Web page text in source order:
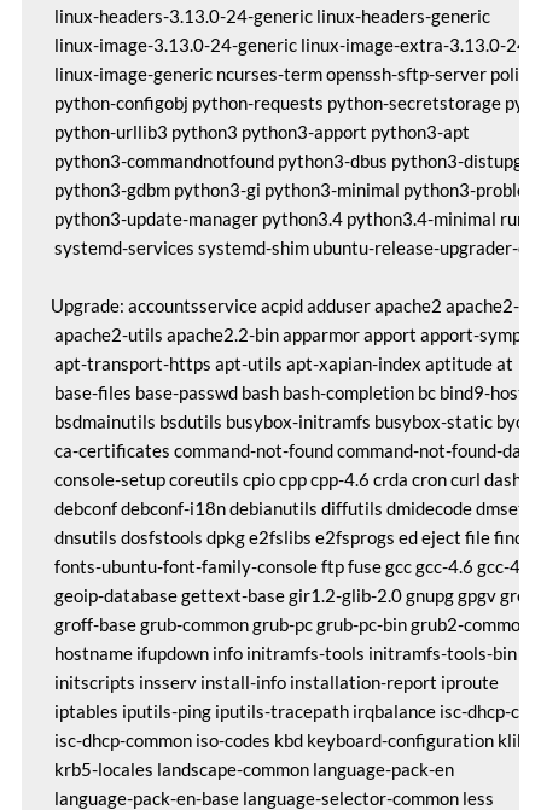
linux-headers-3.13.0-24-generic linux-headers-generic
linux-image-3.13.0-24-generic linux-image-extra-3.13.0-24-
linux-image-generic ncurses-term openssh-sftp-server
python-configobj python-requests python-secretstorage
python-urllib3 python3 python3-apport python3-apt
python3-commandnotfound python3-dbus python3-
python3-gdbm python3-gi python3-minimal python3-
python3-update-manager python3.4 python3.4-minimal run-
systemd-services systemd-shim ubuntu-release-upgrader-
Upgrade: accountsservice acpid adduser apache2 apache2-
apache2-utils apache2.2-bin apparmor apport apport-
apt-transport-https apt-utils apt-xapian-index aptitude at
base-files base-passwd bash bash-completion bc bind9-host
bsdmainutils bsdutils busybox-initramfs busybox-static
ca-certificates command-not-found command-not-found-data
console-setup coreutils cpio cpp cpp-4.6 crda cron curl dash
debconf debconf-i18n debianutils diffutils dmidecode
dnsutils dosfstools dpkg e2fslibs e2fsprogs ed eject file
fonts-ubuntu-font-family-console ftp fuse gcc gcc-4.6 gcc-
geoip-database gettext-base gir1.2-glib-2.0 gnupg gpgv grep
groff-base grub-common grub-pc grub-pc-bin grub2-common
hostname ifupdown info initramfs-tools initramfs-tools-bin
initscripts insserv install-info installation-report iproute
iptables iputils-ping iputils-tracepath irqbalance isc-dhcp-
isc-dhcp-common iso-codes kbd keyboard-configuration
krb5-locales landscape-common language-pack-en
language-pack-en-base language-selector-common less